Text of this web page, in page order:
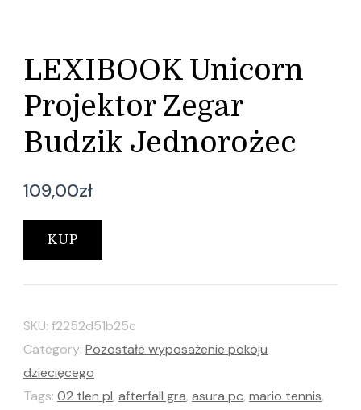
LEXIBOOK Unicorn
Projektor Zegar
Budzik Jednorożec
109,00zł
KUP
SKU: f2252d51b25c
Category: Pozostałe wyposażenie pokoju
dziecięcego
Tags: 02 tlen pl, afterfall gra, asura pc, mario tennis,